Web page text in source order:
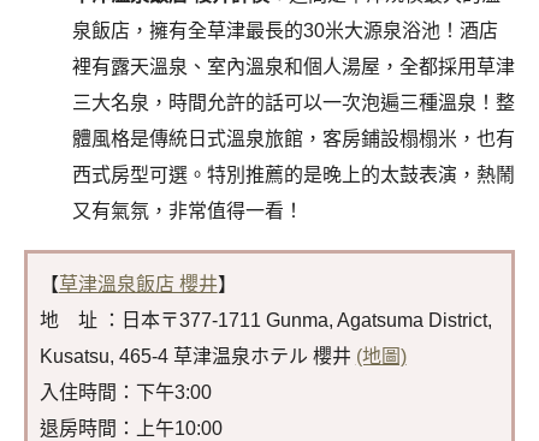
泉飯店，擁有全草津最長的30米大源泉浴池！酒店
裡有露天溫泉、室內溫泉和個人湯屋，全都採用草津
三大名泉，時間允許的話可以一次泡遍三種溫泉！整
體風格是傳統日式溫泉旅館，客房鋪設榻榻米，也有
西式房型可選。特別推薦的是晚上的太鼓表演，熱鬧
又有氣氛，非常值得一看！
【草津溫泉飯店 櫻井】
地 址 ：日本〒377-1711 Gunma, Agatsuma District,
Kusatsu, 465-4 草津温泉ホテル 櫻井 (地圖)
入住時間：下午3:00
退房時間：上午10:00